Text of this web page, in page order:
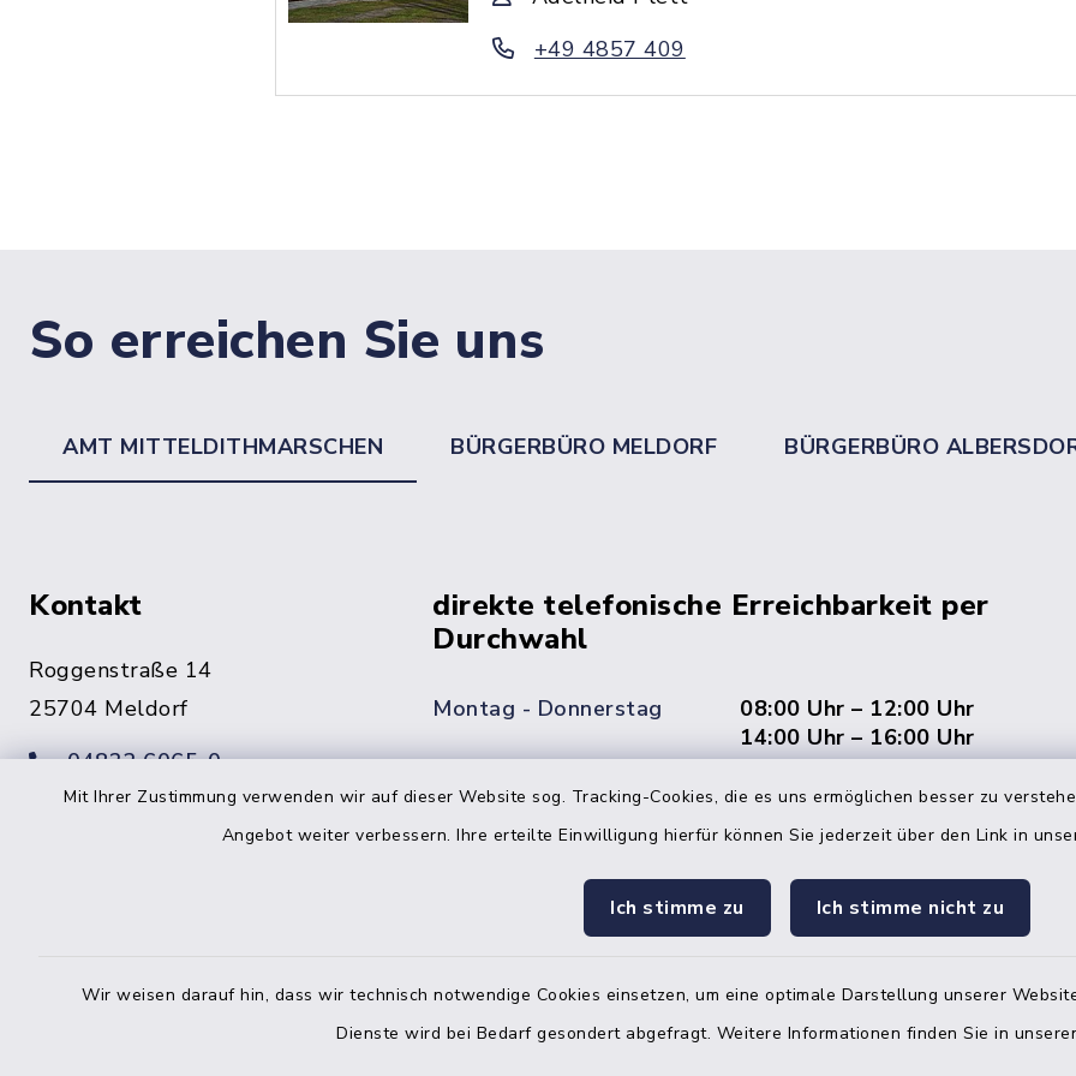
Mit Ihrer Zustimmung verwenden wir auf dieser Website sog. Tracking-Cookies, die es uns ermöglichen besser zu
Angebot weiter verbessern. Ihre erteilte Einwilligung hierfür können Sie jederzeit über den Link in
Ich stimme zu Ich stimme nicht zu
Wir weisen darauf hin, dass wir technisch notwendige Cookies einsetzen, um eine optimale Darstellung unserer
Dienste wird bei Bedarf gesondert abgefragt. Weitere Informationen finden Sie in
+49 4857 409
So erreichen Sie uns
AMT MITTELDITHMARSCHEN BÜRGERBÜRO MELDORF BÜRGERBÜRO
Kontakt
Roggenstraße 14
25704 Meldorf
04832 6065-0
direkte telefonische Erreichbarkeit per
Durchwahl
Montag - Donnerstag
08:00 Uhr – 12:00 Uhr
14:00 Uhr – 16:00 Uhr
Freitag
08:00 Uhr – 12:00 Uhr
Online-Terminvereinbarung
keinen zeitnahen Termin? Rufen Sie uns gerne unter der
Telefonnummer 04832 6065 0 an!